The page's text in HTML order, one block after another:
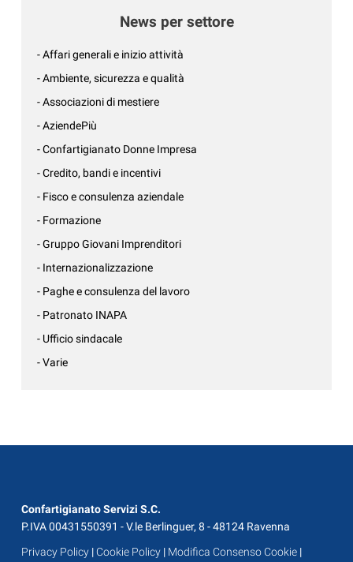
News per settore
- Affari generali e inizio attività
- Ambiente, sicurezza e qualità
- Associazioni di mestiere
- AziendePiù
- Confartigianato Donne Impresa
- Credito, bandi e incentivi
- Fisco e consulenza aziendale
- Formazione
- Gruppo Giovani Imprenditori
- Internazionalizzazione
- Paghe e consulenza del lavoro
- Patronato INAPA
- Ufficio sindacale
- Varie
Confartigianato Servizi S.C.
P.IVA 00431550391 - V.le Berlinguer, 8 - 48124 Ravenna
Privacy Policy |Cookie Policy | Modifica Consenso Cookie |